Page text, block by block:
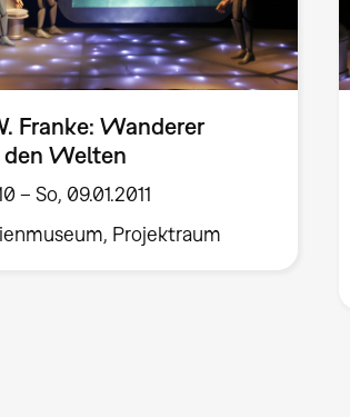
Franke: Wanderer
Welten
– So, 09.01.2011
Projektraum